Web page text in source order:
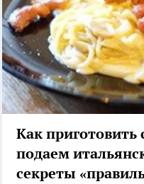
Как приготовить
подаем
секреты